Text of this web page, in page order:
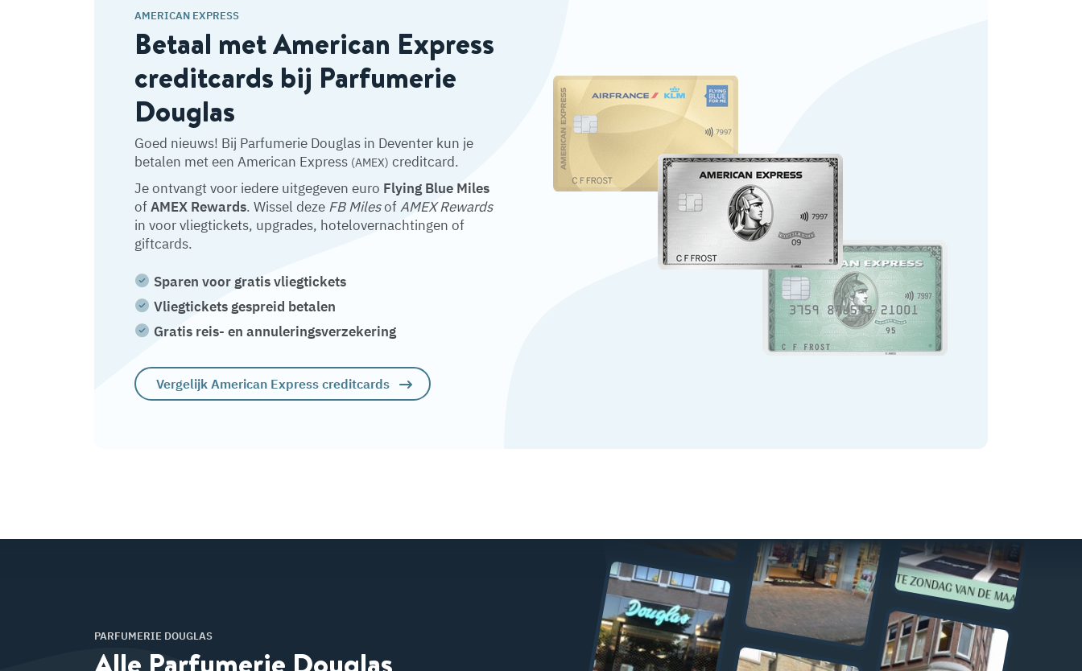
AMERICAN EXPRESS
Betaal met American Express
creditcards bij Parfumerie
Douglas
Goed nieuws! Bij Parfumerie Douglas in Deventer kun je
betalen met een American Express (AMEX) creditcard.
Je ontvangt voor iedere uitgegeven euro Flying Blue Miles
ofAMEX Rewards. Wissel deze FB MilesofAMEX Rewards
in voor vliegtickets, upgrades, hotelovernachtingen of
giftcards.
Sparen voor gratis vliegtickets
Vliegtickets gespreid betalen
Gratis reis- en annuleringsverzekering
Vergelijk American Express creditcards
PARFUMERIE DOUGLAS